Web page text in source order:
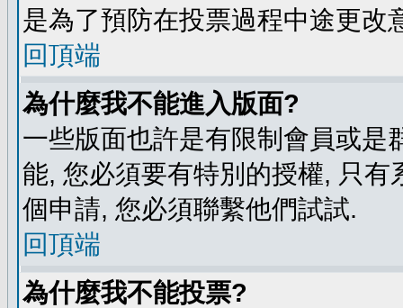
是為了預防在投票過程中途更改
回頂端
為什麼我不能進入版面?
一些版面也許是有限制會員或是
能, 您必須要有特別的授權, 只
個申請, 您必須聯繫他們試試.
回頂端
為什麼我不能投票?